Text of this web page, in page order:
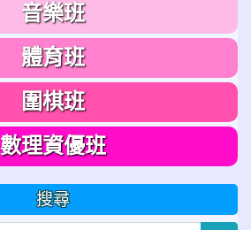
音樂班
體育班
圍棋班
數理資優班
搜尋